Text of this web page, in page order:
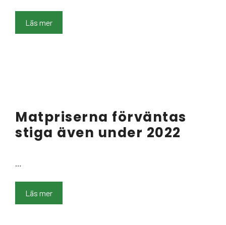
Läs mer
Matpriserna förväntas
stiga även under 2022
…
Läs mer